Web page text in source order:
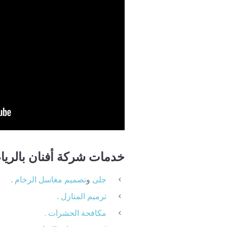
خدمات شركة أفنان
جلى وتصميم مغاسل الرخام .
ترميم المنازل .
مكافحة الحشرات .